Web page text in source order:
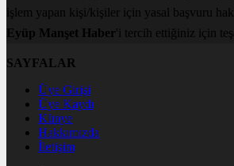
işlem yapan kişi/kişiler için yasal başvuru
Eyüp Manşet Haber'i tercih ettiğiniz için
SAYFALAR
Üye Girişi
Üye Kaydı
Künye
Hakkımızda
İletişim